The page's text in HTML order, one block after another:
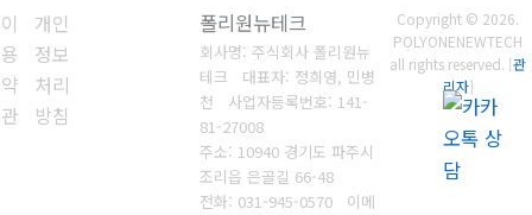
이
용
약
관
개인
정보
처리
방침
폴리원뉴테크
회사명: 주식회사 폴리원뉴
테크 대표자: 정희영, 민병
천 사업자등록번호: 141-
81-27008
주소: 10940 경기도 파주시
조리읍 은골길 66-48
전화: 031-945-0570이메
Copyright © 2026.
POLYONENEWTECH
all rights reserved. [관
리자]